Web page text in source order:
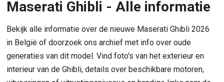
Maserati Ghibli - Alle informatie
Bekijk alle informatie over de nieuwe Maserati Ghibli 2026
in België of doorzoek ons archief met info over oude
generaties van dit model. Vind foto's van het exterieur en
interieur van de Ghibli, details over beschikbare motoren,